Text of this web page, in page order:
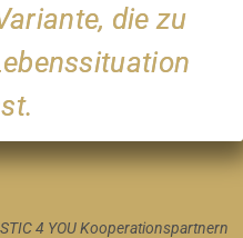
die zu
4 YOU Kooperationspartnern